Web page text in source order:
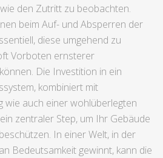
den Zutritt zu beobachten.
beim Auf- und Absperren der
diese umgehend zu
Vorboten ernsterer
Die Investition in ein
kombiniert mit
wie auch einer wohlüberlegten
zentraler Step, um Ihr Gebäude
In einer Welt, in der
Bedeutsamkeit gewinnt, kann die